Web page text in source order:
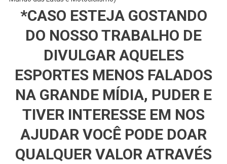
*CASO ESTEJA GOSTANDO
DO NOSSO TRABALHO DE
DIVULGAR AQUELES
ESPORTES MENOS FALADOS
NA GRANDE MÍDIA, PUDER E
TIVER INTERESSE EM NOS
AJUDAR VOCÊ PODE DOAR
QUALQUER VALOR ATRAVÉS